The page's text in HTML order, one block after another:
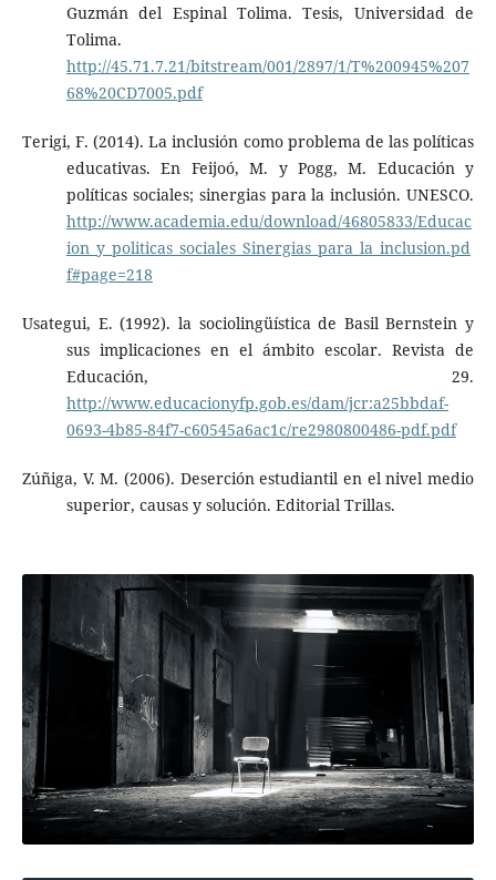
Guzmán del Espinal Tolima. Tesis, Universidad de
Tolima.
http://45.71.7.21/bitstream/001/2897/1/T%200945%207
68%20CD7005.pdf
Terigi, F. (2014). La inclusión como problema de las políticas
educativas. En Feijoó, M. y Pogg, M. Educación y
políticas sociales; sinergias para la inclusión. UNESCO.
http://www.academia.edu/download/46805833/Educac
ion_y_politicas_sociales_Sinergias_para_la_inclusion.pd
f#page=218
Usategui, E. (1992). la sociolingüística de Basil Bernstein y
sus implicaciones en el ámbito escolar. Revista de
Educación, 29.
http://www.educacionyfp.gob.es/dam/jcr:a25bbdaf-
0693-4b85-84f7-c60545a6ac1c/re2980800486-pdf.pdf
Zúñiga, V. M. (2006). Deserción estudiantil en el nivel medio
superior, causas y solución. Editorial Trillas.